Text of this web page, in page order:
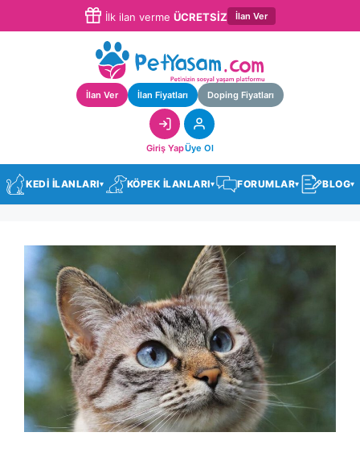
İlk ilan verme ÜCRETSİZ İlan Ver
İlan Ver İlan Fiyatları Doping Fiyatları
Giriş YapÜye Ol
KEDİ İLANLARI▾ KÖPEK İLANLARI▾ FORUMLAR▾ BLOG▾